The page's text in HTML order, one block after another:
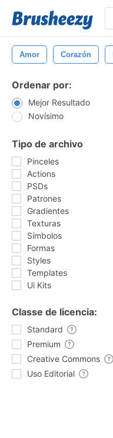
Amor Corazón
Ordenar por:
Mejor Resultado
Novísimo
Tipo de archivo
Pinceles
Actions
PSDs
Patrones
Gradientes
Texturas
Símbolos
Formas
Styles
Templates
Ui Kits
Classe de licencia:
Standard
Premium
Creative Commons
Uso Editorial